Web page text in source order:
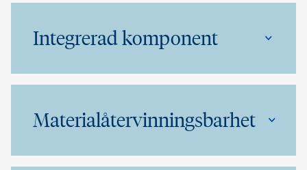
Integrerad komponent
Materialåtervinningsbarhet